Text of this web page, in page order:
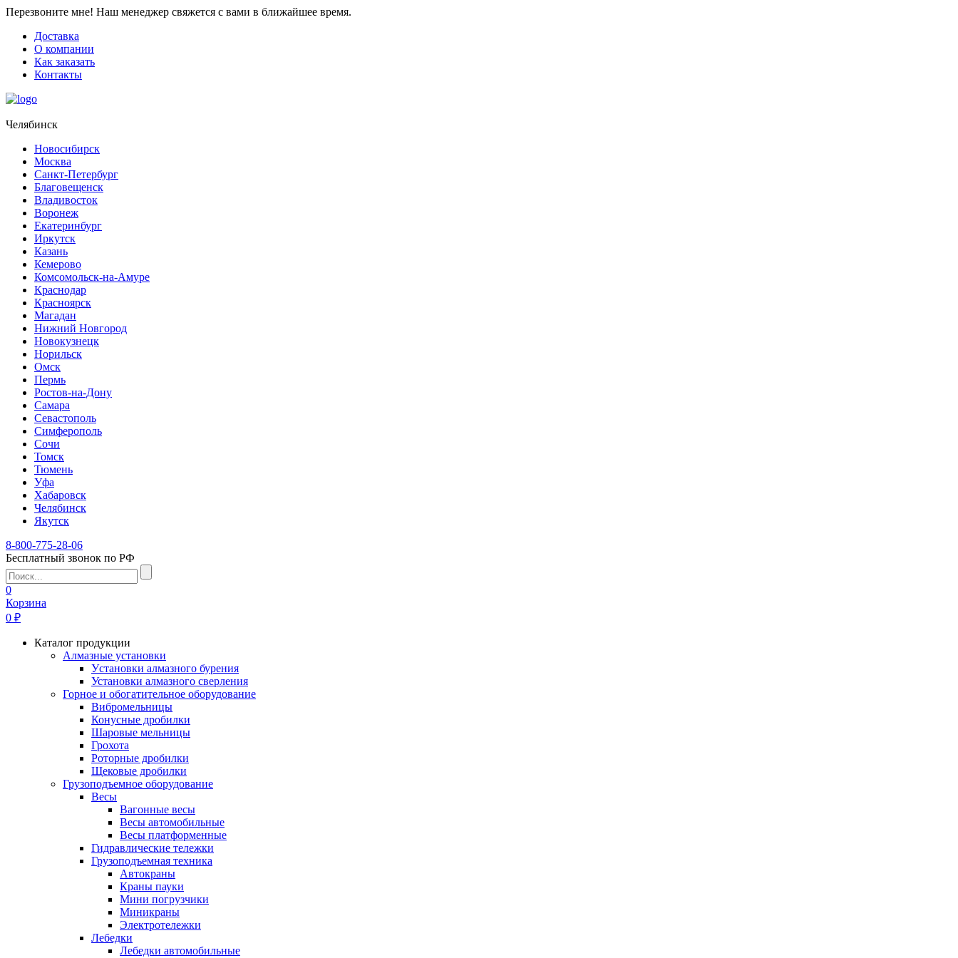
Перезвоните мне! Наш менеджер свяжется с вами в ближайшее время.
Доставка
О компании
Как заказать
Контакты
Челябинск
Новосибирск
Москва
Санкт-Петербург
Благовещенск
Владивосток
Воронеж
Екатеринбург
Иркутск
Казань
Кемерово
Комсомольск-на-Амуре
Краснодар
Красноярск
Магадан
Нижний Новгород
Новокузнецк
Норильск
Омск
Пермь
Ростов-на-Дону
Самара
Севастополь
Симферополь
Сочи
Томск
Тюмень
Уфа
Хабаровск
Челябинск
Якутск
8-800-775-28-06
Бесплатный звонок по РФ
0
Корзина
0 ₽
Каталог продукции
Алмазные установки
Уcтановки алмазного бурения
Установки алмазного сверления
Горное и обогатительное оборудование
Вибромельницы
Конусные дробилки
Шаровые мельницы
Грохота
Роторные дробилки
Щековые дробилки
Грузоподъемное оборудование
Весы
Вагонные весы
Весы автомобильные
Весы платформенные
Гидравлические тележки
Грузоподъемная техника
Автокраны
Краны пауки
Мини погрузчики
Миникраны
Электротележки
Лебедки
Лебедки автомобильные